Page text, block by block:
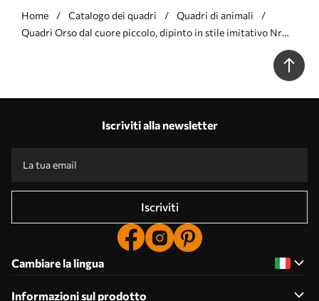
Home Catalogo dei quadri
Quadri di animali
Quadri Orso dal cuore piccolo, dipinto in stile imitativo Nr
Iscriviti alla newsletter
Iscriviti
Cambiare la lingua
Informazioni sul prodotto